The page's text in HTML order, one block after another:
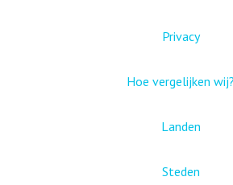
Privacy
Hoe vergelijken wij?
Landen
Steden